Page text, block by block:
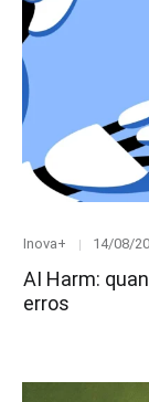
Category
Inova+
Posted
14/08/
AI Harm:
erros